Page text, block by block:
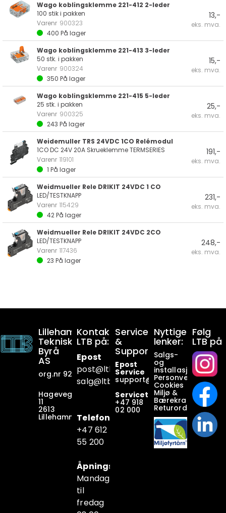
Wago koblingsklemme 221-412 2-leder
100 stik i pakken
Varenr 900323
400 På lager
13,-
eks. mva.
Wago koblingsklemme 221-413 3-leder
50 stk. i pakken
Varenr 900324
350 På lager
15,-
eks. mva.
Wago koblingsklemme 221-415 5-leder
25 stk. i pakken
Varenr 900325
243 På lager
25,-
eks. mva.
Weidemuller TRS 24VDC 1CO Relémodul
1CO DC 24V 20A Skrueklemme TERMSERIES
Varenr 119101
1 På lager
191,-
eks. mva.
Weidmueller Rele DRIKIT 24VDC 1 CO
LED/TESTKNAPP
Varenr 115429
42På lager
231,-
eks. mva.
Weidmueller Rele DRIKIT 24VDC 2CO
LED/TESTKNAPP
Varenr 117436
23 På lager
248,-
eks. mva.
Lillehammer
Tekniske
Byrå
AS
org.nr 928649911
Hagevegen
11
2613
Lillehammer
Kontakt
LTB på:
Epost
post@ltb .no
salg@ltb.no
Telefon
+47 612
55 200
Åpningstider
Mandag
til
fredag
Service
&
Support:
Epost
Service
support@ltb.no
Servicetelefon
+47 918
02 000
Nyttige
lenker:
Salgs-
og
Personvern
Cookies
Miljø &
Bærekraft
Returordninger
Følg
LTB på